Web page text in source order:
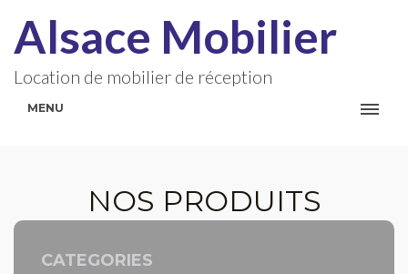
Alsace Mobilier
Location de mobilier de réception
MENU
NOS PRODUITS
CATEGORIES